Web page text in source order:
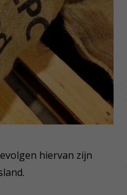
hiervan zijn